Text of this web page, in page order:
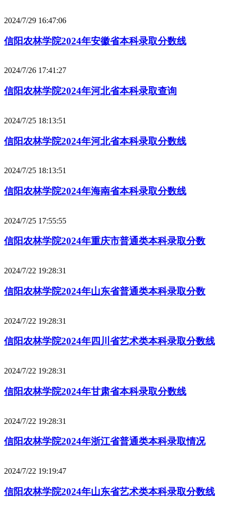
2024/7/29 16:47:06
信阳农林学院2024年安徽省本科录取分数线
2024/7/26 17:41:27
信阳农林学院2024年河北省本科录取查询
2024/7/25 18:13:51
信阳农林学院2024年河北省本科录取分数线
2024/7/25 18:13:51
信阳农林学院2024年海南省本科录取分数线
2024/7/25 17:55:55
信阳农林学院2024年重庆市普通类本科录取分数
2024/7/22 19:28:31
信阳农林学院2024年山东省普通类本科录取分数
2024/7/22 19:28:31
信阳农林学院2024年四川省艺术类本科录取分数线
2024/7/22 19:28:31
信阳农林学院2024年甘肃省本科录取分数线
2024/7/22 19:28:31
信阳农林学院2024年浙江省普通类本科录取情况
2024/7/22 19:19:47
信阳农林学院2024年山东省艺术类本科录取分数线